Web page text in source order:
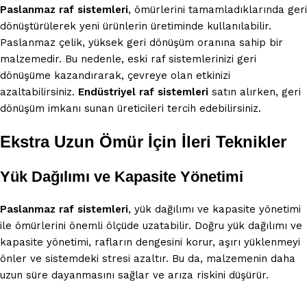
Paslanmaz raf sistemleri, ömürlerini tamamladıklarında geri
dönüştürülerek yeni ürünlerin üretiminde kullanılabilir.
Paslanmaz çelik, yüksek geri dönüşüm oranına sahip bir
malzemedir. Bu nedenle, eski raf sistemlerinizi geri
dönüşüme kazandırarak, çevreye olan etkinizi
azaltabilirsiniz. Endüstriyel raf sistemleri satın alırken, geri
dönüşüm imkanı sunan üreticileri tercih edebilirsiniz.
Ekstra Uzun Ömür İçin İleri Teknikler
Yük Dağılımı ve Kapasite Yönetimi
Paslanmaz raf sistemleri, yük dağılımı ve kapasite yönetimi
ile ömürlerini önemli ölçüde uzatabilir. Doğru yük dağılımı ve
kapasite yönetimi, rafların dengesini korur, aşırı yüklenmeyi
önler ve sistemdeki stresi azaltır. Bu da, malzemenin daha
uzun süre dayanmasını sağlar ve arıza riskini düşürür.